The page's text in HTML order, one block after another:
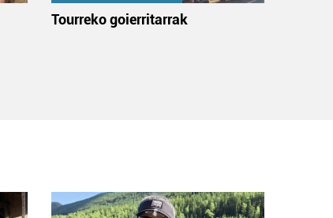
Tourreko goierritarrak